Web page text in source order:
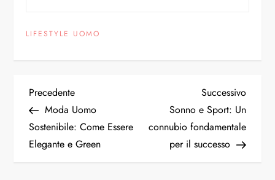
LIFESTYLE UOMO
Precedente
Moda Uomo
Sostenibile: Come Essere
Elegante e Green
Successivo
Sonno e Sport: Un
connubio fondamentale
per il successo